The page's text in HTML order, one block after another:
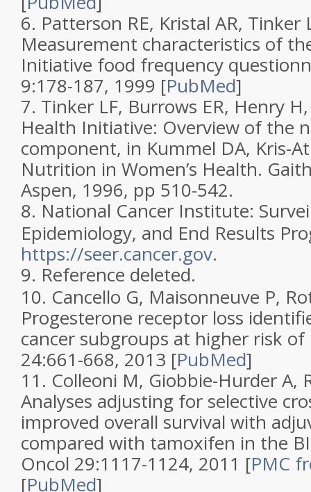
6. Patterson RE, Kristal AR, Tinker
Measurement characteristics of
Initiative food frequency
9:178-187, 1999 [PubMed]
7. Tinker LF, Burrows ER, Henry
Health Initiative: Overview of the
component, in Kummel DA, Kris-
Nutrition in Women’s Health.
Aspen, 1996, pp 510-542.
8. National Cancer Institute:
Epidemiology, and End Results
https://seer.cancer.gov.
9. Reference deleted.
10. Cancello G, Maisonneuve P,
Progesterone receptor loss
cancer subgroups at higher risk of
24:661-668, 2013 [PubMed]
11. Colleoni M, Giobbie-Hurder A,
Analyses adjusting for selective
improved overall survival with
compared with tamoxifen in the
Oncol 29:1117-1124, 2011 [PMC
[PubMed]